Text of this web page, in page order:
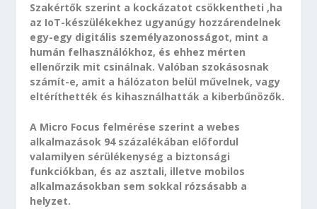
Szakértők szerint a kockázatot csökkentheti ,ha
az IoT-készülékekhez ugyanúgy hozzárendelnek
egy-egy digitális személyazonosságot, mint a
humán felhasználókhoz, és ehhez mérten
ellenőrzik mit csinálnak. Valóban szokásosnak
számít-e, amit a hálózaton belül művelnek, vagy
eltéríthették és kihasználhatták a kiberbűnözők.
A Micro Focus felmérése szerint a webes
alkalmazások 94 százalékában előfordul
valamilyen sérülékenység a biztonsági
funkciókban, és az asztali, illetve mobilos
alkalmazásokban sem sokkal rózsásabb a
helyzet.